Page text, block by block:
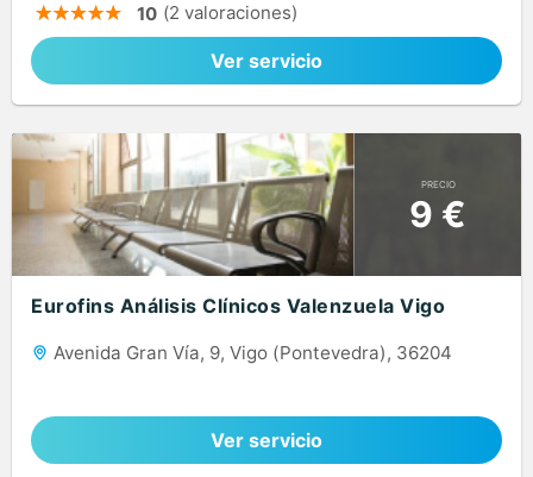
10 (2 valoraciones)
Ver servicio
PRECIO
9 €
Eurofins Análisis Clínicos Valenzuela Vigo
Avenida Gran Vía, 9, Vigo (Pontevedra), 36204
Ver servicio